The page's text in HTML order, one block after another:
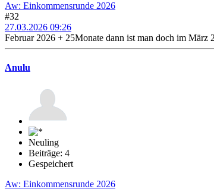
Aw: Einkommensrunde 2026
#32
27.03.2026 09:26
Februar 2026 + 25Monate dann ist man doch im März
Anulu
Neuling
Beiträge: 4
Gespeichert
Aw: Einkommensrunde 2026